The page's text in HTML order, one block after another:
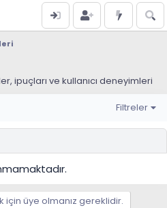
ipuçları ve kullanıcı deneyimleri
Filtreler
için üye olmanız gereklidir.